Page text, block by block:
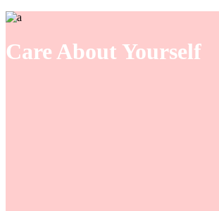
Care About Yourself